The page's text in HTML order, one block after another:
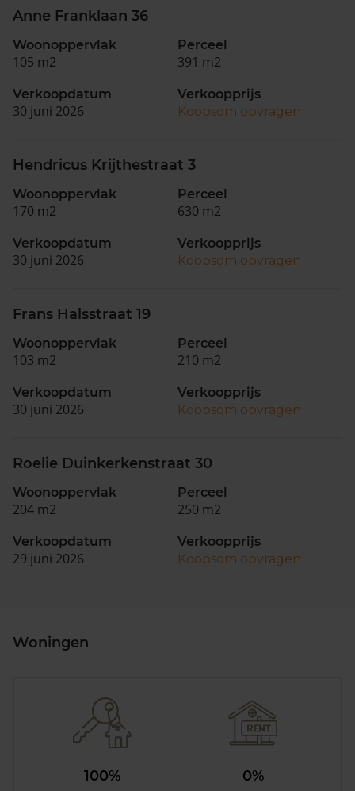
Anne Franklaan 36
Woonoppervlak
105 m2
Perceel
391 m2
Verkoopdatum
30 juni 2026
Verkoopprijs
Koopsom opvragen
Hendricus Krijthestraat 3
Woonoppervlak
170 m2
Perceel
630 m2
Verkoopdatum
30 juni 2026
Verkoopprijs
Koopsom opvragen
Frans Halsstraat 19
Woonoppervlak
103 m2
Perceel
210 m2
Verkoopdatum
30 juni 2026
Verkoopprijs
Koopsom opvragen
Roelie Duinkerkenstraat 30
Woonoppervlak
204 m2
Perceel
250 m2
Verkoopdatum
29 juni 2026
Verkoopprijs
Koopsom opvragen
Woningen
100%
0%